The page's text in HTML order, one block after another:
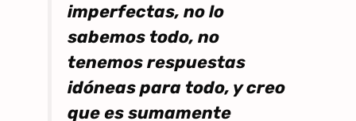
imperfectas, no lo
sabemos todo, no
tenemos respuestas
idóneas para todo, y creo
que es sumamente